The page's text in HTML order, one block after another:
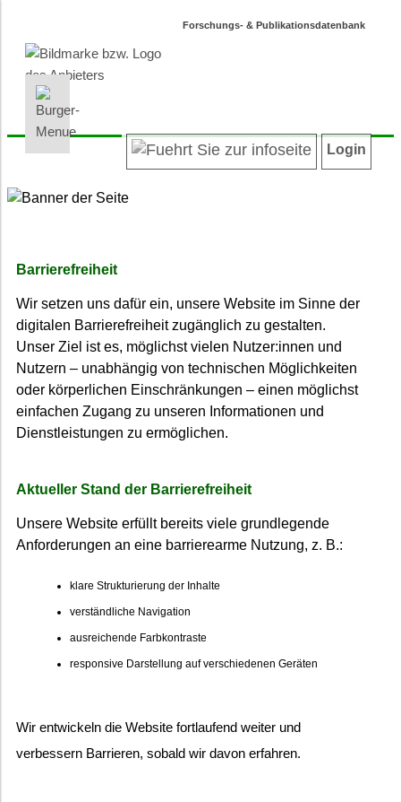
Forschungs- & Publikationsdatenbank
INFORMATIONEN | SUCHEN
Autoren/innenverzeichnis
Datenschutz
LOGIN
Login
Barrierefreiheit
Wir setzen uns dafür ein, unsere Website im Sinne der
digitalen Barrierefreiheit zugänglich zu gestalten.
Unser Ziel ist es, möglichst vielen Nutzer:innen und
Nutzern – unabhängig von technischen Möglichkeiten
oder körperlichen Einschränkungen – einen möglichst
einfachen Zugang zu unseren Informationen und
Dienstleistungen zu ermöglichen.
Aktueller Stand der Barrierefreiheit
Unsere Website erfüllt bereits viele grundlegende
Anforderungen an eine barrierearme Nutzung, z. B.:
klare Strukturierung der Inhalte
verständliche Navigation
ausreichende Farbkontraste
responsive Darstellung auf verschiedenen Geräten
Wir entwickeln die Website fortlaufend weiter und
verbessern Barrieren, sobald wir davon erfahren.